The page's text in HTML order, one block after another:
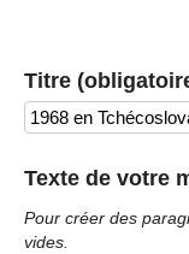
Titre
Texte de votre
Pour créer des
vides.